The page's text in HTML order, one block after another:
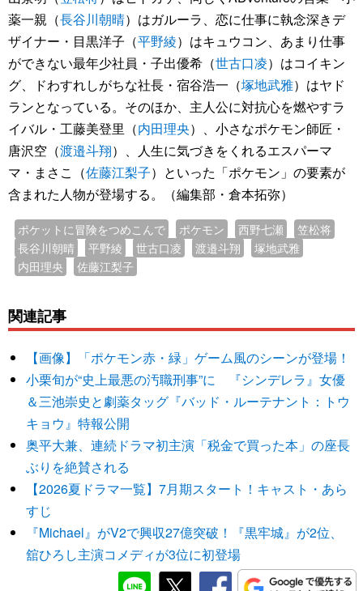
薬一親（長谷川朝晴）はガルーラ、恋に仕事に執念深きデ
ザイナー・目黒洋子（平野綾）はキュウコン、あまり仕事
ができない最年少社員・子出優希（世古口凌）はコイキン
グ、ドわすれしがちな社長・宿谷浩一（塚地武雅）はヤド
ランとなっている。そのほか、主人公に対抗心を燃やすラ
イバル・工藤美登里（内田理央）、小さなポケモン師匠・
唐沢空（渡邉斗翔）、人生に気づきをくれるエスパーマ
マ・まさこ（佐藤江梨子）といった「ポケモン」の要素が
含まれた人物が登場する。（編集部・倉本拓弥）
ポケットに冒険をつめこんで ポケモン 西野七瀬
笠松将
長谷川朝晴
平野綾 世古口凌 渡邉斗翔
塚地武雅
内田理央
佐藤江梨子
関連記事
【画像】「ポケモン赤・緑」ゲーム風のシーンが登場！
小栗旬が“史上最悪の汚職刑事”に 『シンデレラ』女優
＆三池崇史と劇薬タッグ『バッド・ルーテナント：トウ
キョウ』特報公開
奥平大兼、連続ドラマ初主演「税金で買った本」の座長
ぶりを絶賛される
【2026夏ドラマ一覧】7月期スタート！キャスト・あら
すじ
『Michael』がV2で興収27億突破！『黒牢城』が2位、
舘ひろし主演コメディが3位に初登場